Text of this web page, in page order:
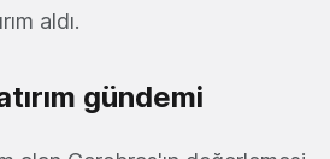
aldı.
gündemi